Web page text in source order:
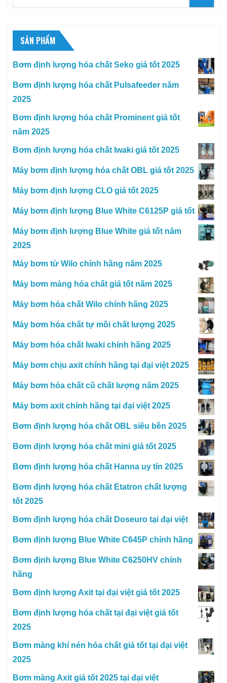
SẢN PHẨM
Bơm định lượng hóa chất Seko giá tốt 2025
Bơm định lượng hóa chất Pulsafeeder năm
2025
Bơm định lượng hóa chất Prominent giá tốt
năm 2025
Bơm định lượng hóa chất Iwaki giá tốt 2025
Máy bơm định lượng hóa chất OBL giá tốt 2025
Máy bơm định lượng CLO giá tốt 2025
Máy bơm định lượng Blue White C6125P giá tốt
Máy bơm định lượng Blue White giá tốt năm
2025
Máy bơm từ Wilo chính hãng năm 2025
Máy bơm màng hóa chất giá tốt năm 2025
Máy bơm hóa chất Wilo chính hãng 2025
Máy bơm hóa chất tự mồi chất lượng 2025
Máy bơm hóa chất Iwaki chính hãng 2025
Máy bơm chịu axit chính hãng tại đại việt 2025
Máy bơm hóa chất cũ chất lượng năm 2025
Máy bơm axit chính hãng tại đại việt 2025
Bơm định lượng hóa chất OBL siêu bền 2025
Bơm định lượng hóa chất mini giá tốt 2025
Bơm định lượng hóa chất Hanna uy tín 2025
Bơm định lượng hóa chất Etatron chất lượng
tốt 2025
Bơm định lượng hóa chất Doseuro tại đại việt
Bơm định lượng Blue White C645P chính hãng
Bơm định lượng Blue White C6250HV chính
hãng
Bơm định lượng Axit tại đại việt giá tốt 2025
Bơm định lượng hóa chất tại đại việt giá tốt
2025
Bơm màng khí nén hóa chất giá tốt tại đại việt
2025
Bơm màng Axit giá tốt 2025 tại đại việt